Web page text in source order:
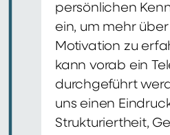
persönlichen
ein, um mehr
Motivation zu
kann vorab ein
durchgeführt
uns einen
Strukturiertheit,